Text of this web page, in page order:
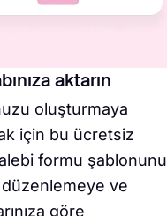
aktarın
oluşturmaya
için bu ücretsiz
formu şablonunu
düzenlemeye ve
göre